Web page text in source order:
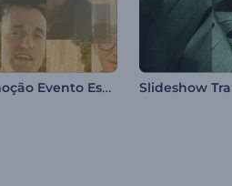
Promoção Evento Especial